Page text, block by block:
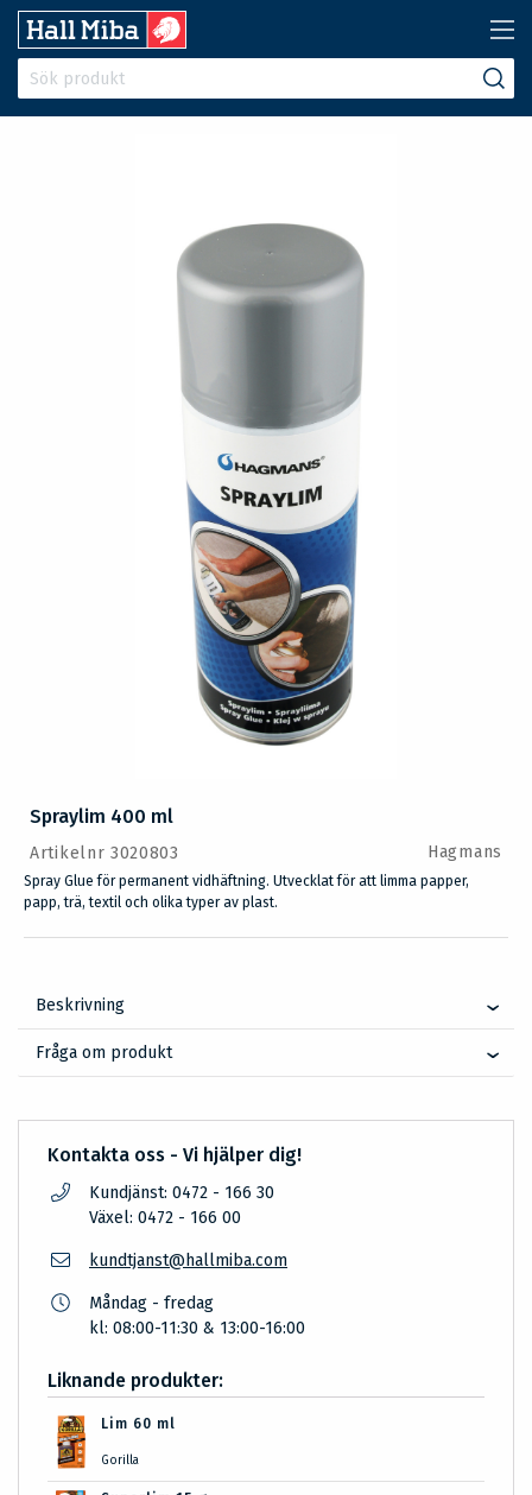
Spraylim 400 ml
Artikelnr 3020803 Hagmans
Spray Glue för permanent vidhäftning. Utvecklat för att limma papper,
papp, trä, textil och olika typer av plast.
Beskrivning
Fråga om produkt
Kontakta oss - Vi hjälper dig!
Kundjänst: 0472 - 166 30
Växel: 0472 - 166 00
kundtjanst@hallmiba.com
Måndag - fredag
kl: 08:00-11:30 & 13:00-16:00
Liknande produkter:
Lim 60 ml
Gorilla